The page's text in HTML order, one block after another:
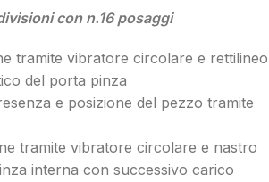
con n.16 posaggi
tramite vibratore circolare e rettilineo
del porta pinza
e posizione del pezzo tramite
tramite vibratore circolare e nastro
interna con successivo carico